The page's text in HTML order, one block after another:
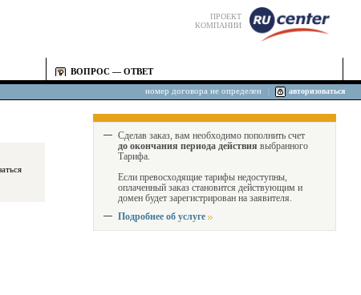
ПРОЕКТ
КОМПАНИИ
ВОПРОС — ОТВЕТ
номер договора не определен авторизоваться
Сделав заказ, вам необходимо пополнить счет
до окончания периода действия выбранного
Тарифа.
Если превосходящие тарифы недоступны,
оплаченный заказ становится действующим и
домен будет зарегистрирован на заявителя.
Подробнее об услуге